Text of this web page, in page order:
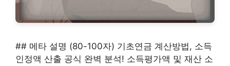
## 메타 설명 (80-100자) 기초연금 계산방법, 소득
인정액 산출 공식 완벽 분석! 소득평가액 및 재산 소